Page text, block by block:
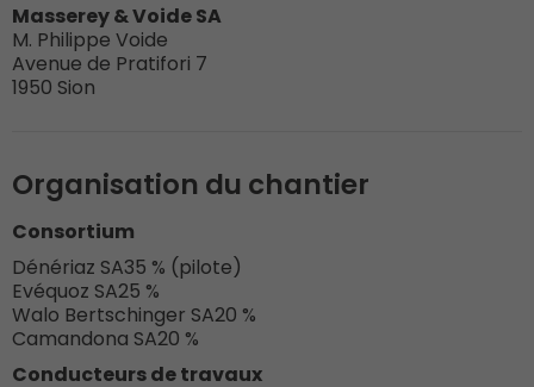
Masserey & Voide SA
M. Philippe Voide
Avenue de Pratifori 7
1950 Sion
Organisation du chantier
Consortium
Dénériaz SA35 % (pilote)
Evéquoz SA25 %
Walo Bertschinger SA20 %
Camandona SA20 %
Conducteurs de travaux